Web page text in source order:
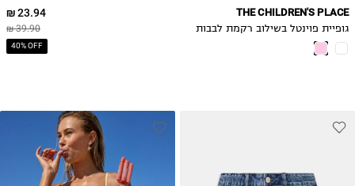
23.94 ₪
39.90 ₪
40% OFF
THE CHILDREN'S PLACE
גופיית פוינטל בשילוב רקמת לבבות